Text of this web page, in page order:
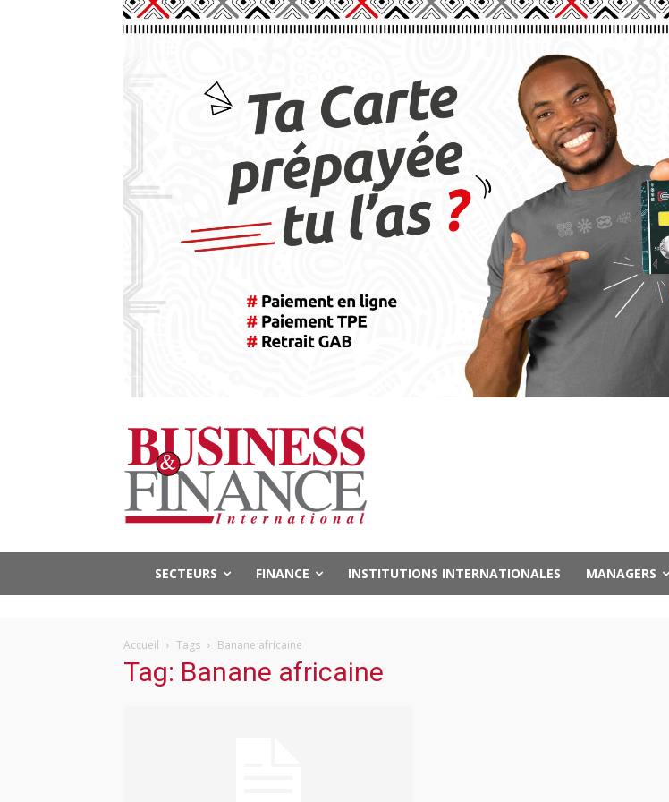
SECTEURS FINANCE INSTITUTIONS INTERNATIONALES MANAGERS
Accueil Tags Banane africaine
Tag: Banane africaine